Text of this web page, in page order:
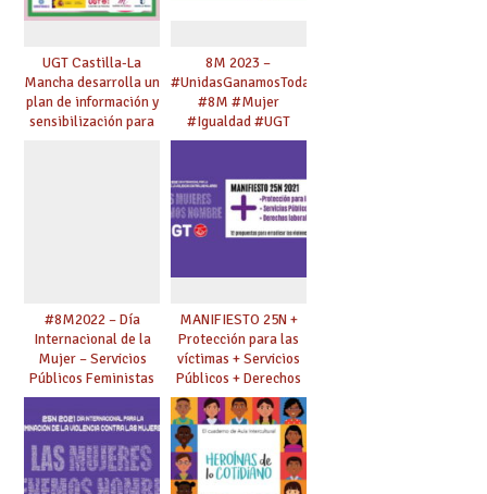
UGT Castilla-La
Mancha desarrolla un
plan de información y
sensibilización para
8M 2023 –
#UnidasGanamosTodas
#8M #Mujer
#Igualdad #UGT
#8M2022 – Día
Internacional de la
Mujer – Servicios
Públicos Feministas
para Avanzar
MANIFIESTO 25N +
Protección para las
víctimas + Servicios
Públicos + Derechos
laborales